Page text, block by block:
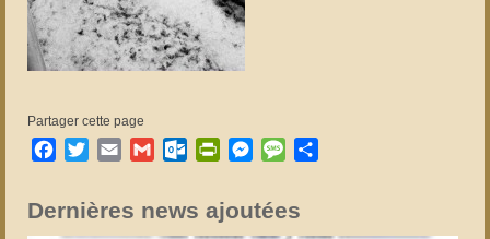
Partager cette page
Facebook
TwitterEmail GmailOutlook.com
PrintFriendly
Messenger
Message
Dernières news ajoutées